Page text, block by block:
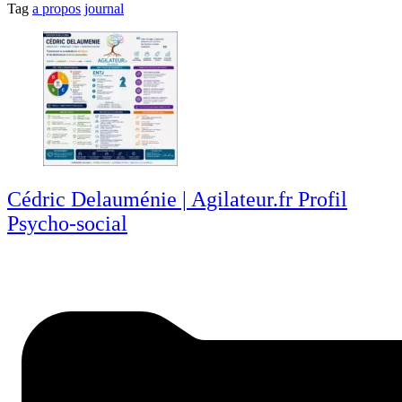
Tag a propos journal
Cédric Delauménie | Agilateur.fr Profil
Psycho-social